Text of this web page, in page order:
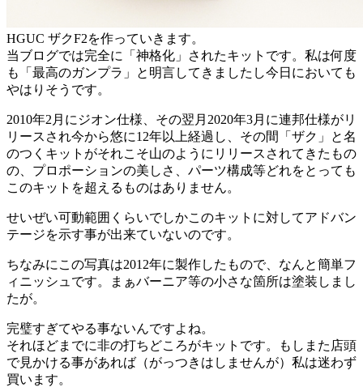
HGUC ザクF2を作っていきます。
当ブログでは完全に「神格化」されたキットです。私は何度
も「最高のガンプラ」と明言してきましたし今日においても
やはりそうです。
2010年2月にジオン仕様、その翌月2020年3月に連邦仕様がリ
リースされ今から悠に12年以上経過し、その間「ザク」と名
のつくキットがそれこそ山のようにリリースされてきたもの
の、プロポーションの美しさ、パーツ構成等どれをとっても
このキットを超えるものはありません。
せいぜい可動範囲くらいでしかこのキットに対してアドバン
テージを示す事が出来ていないのです。
ちなみにこの写真は2012年に製作したもので、なんと簡単フ
ィニッシュです。まぁバーニア等の小さな箇所は塗装しまし
たが。
完璧すぎてやる事ないんですよね。
それほどまでに非の打ちどころがキットです。もしまた店頭
で見かける事があれば（がっつきはしませんが）私は迷わず
買います。